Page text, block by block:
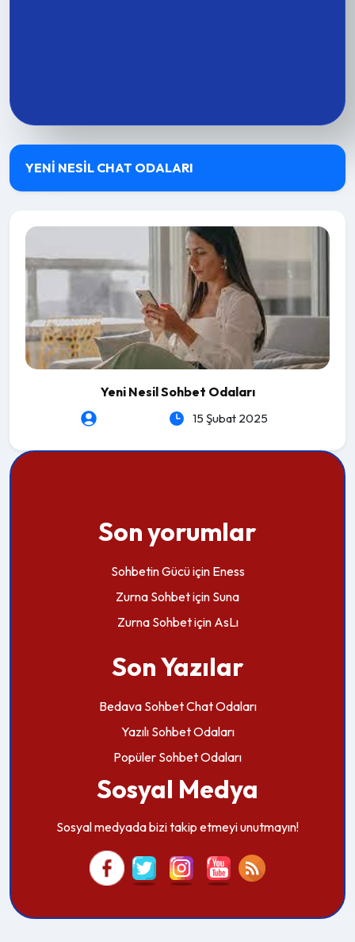
YENI NESIL CHAT ODALARI
Yeni Nesil Sohbet Odaları
15 Şubat 2025
Son yorumlar
Sohbetin Gücüiçin Eness
Zurna Sohbetiçin Suna
Zurna Sohbetiçin AsLı
Son Yazılar
Bedava Sohbet Chat Odaları
Yazılı Sohbet Odaları
Popüler Sohbet Odaları
Sosyal Medya
Sosyal medyada bizi takip etmeyi unutmayın!